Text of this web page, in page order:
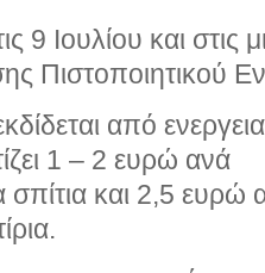
9 Ιουλίου και
Πιστοποιητικού
από
1 – 2 ευρώ ανά
σπίτια και 2,5 ευρώ